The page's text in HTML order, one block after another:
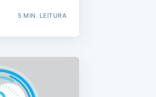
5 MIN. LEITURA